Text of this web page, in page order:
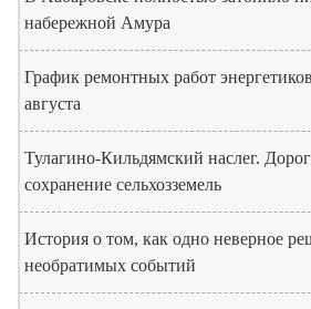
набережной Амура
График ремонтных работ
августа
Тулагино-Кильдямский наслег.
сохранение сельхозземель
История о том, как одно неверное
необратимых событий